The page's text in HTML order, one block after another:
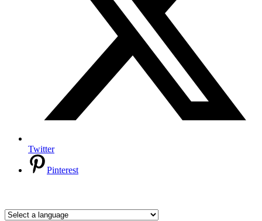
Twitter
Pinterest